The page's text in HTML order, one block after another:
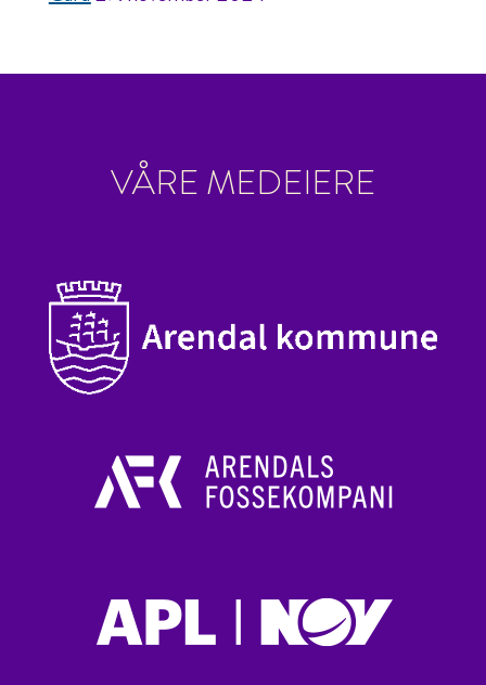
VÅRE MEDEIERE